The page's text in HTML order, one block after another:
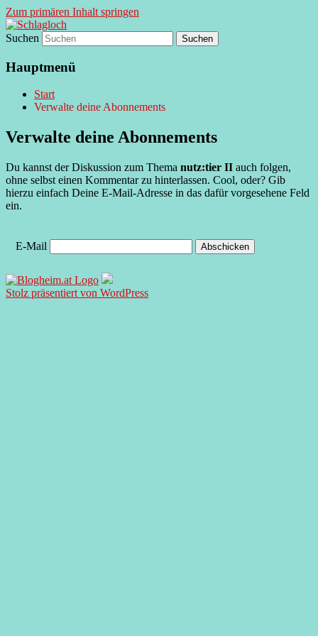
Zum primären Inhalt springen
Schlagloch
supersberger taggedanken
Suchen
Hauptmenü
Start
Verwalte deine Abonnements
Verwalte deine Abonnements
Du kannst der Diskussion zum Thema nutz:tier II auch folgen,
ohne selbst einen Kommentar zu hinterlassen. Cool, oder? Gib
hierzu einfach Deine E-Mail-Adresse in das dafür vorgesehene Feld
ein.
E-Mail
Stolz präsentiert von WordPress